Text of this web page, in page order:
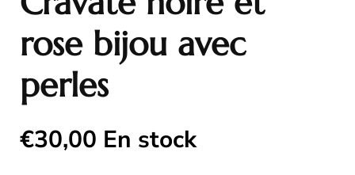
rose bijou avec
perles
€30,00 En stock